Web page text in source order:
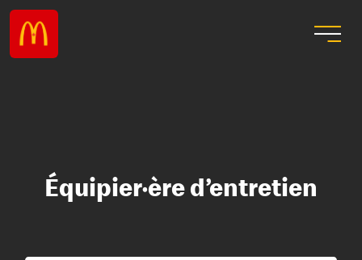
Équipier·ère d’entretien